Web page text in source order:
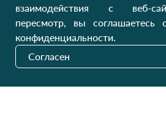
Наши обновления
взаимодействия с веб-
пересмотр, вы соглашаетесь
конфиденциальности.
Согласен